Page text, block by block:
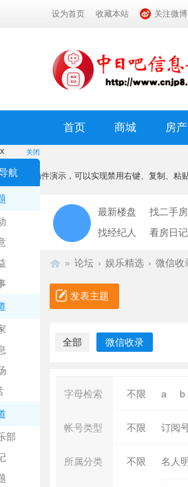
设为首页 收藏本站 关注微博
首页 商城 房产
关闭
航
部
x
本功能为插件演示，可以实现禁用右键、复制、粘
我知道了
最新楼盘 找二手房
找经纪人
看房日记
» 论坛 › 娱乐精选 › 微信收
发表主题
全部 微信收录
字母检索 不限 a b
帐号类型 不限 订阅
所属分类 不限 名人